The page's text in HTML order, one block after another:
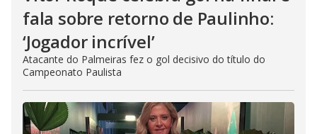
fala sobre retorno de Paulinho:
‘Jogador incrível’
Atacante do Palmeiras fez o gol decisivo do título do
Campeonato Paulista